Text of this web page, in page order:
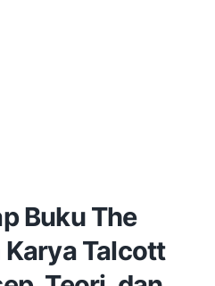
Buku The
Talcott